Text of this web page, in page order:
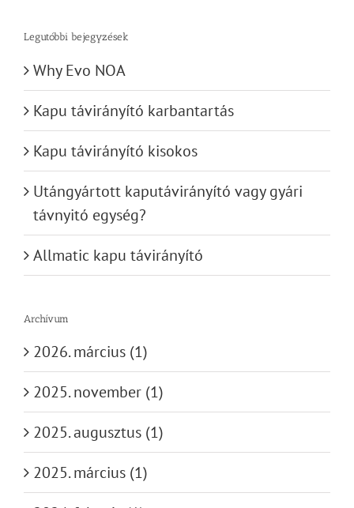
Legutóbbi bejegyzések
Why Evo NOA
Kapu távirányító karbantartás
Kapu távirányító kisokos
Utángyártott kaputávirányító vagy gyári
távnyitó egység?
Allmatic kapu távirányító
Archívum
2026. március (1)
2025. november (1)
2025. augusztus (1)
2025. március (1)